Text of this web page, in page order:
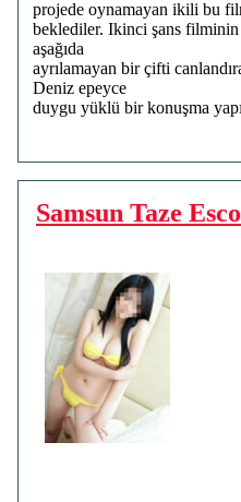
projede oynamayan ikili bu
beklediler. Ikinci şans filminin
aşağıda
ayrılamayan bir çifti
Deniz epeyce
duygu yüklü bir konuşma
Samsun Taze